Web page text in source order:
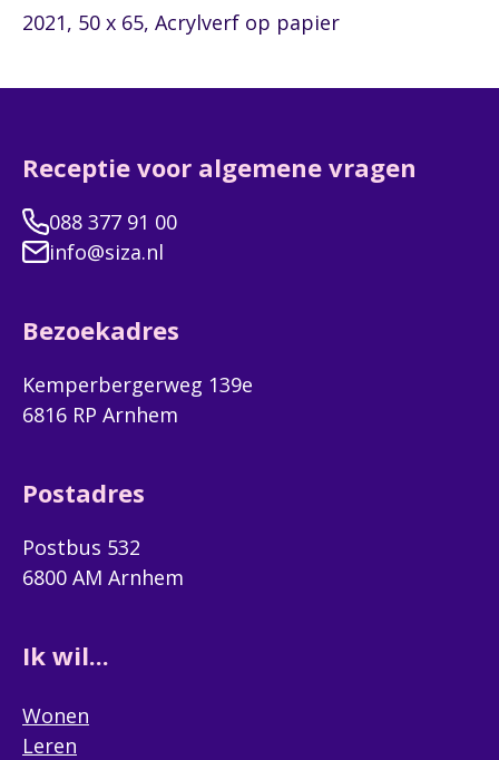
2021, 50 x 65, Acrylverf op papier
Receptie voor algemene vragen
088 377 91 00
info@siza.nl
Bezoekadres
Kemperbergerweg 139e
6816 RP Arnhem
Postadres
Postbus 532
6800 AM Arnhem
Ik wil...
Wonen
Leren